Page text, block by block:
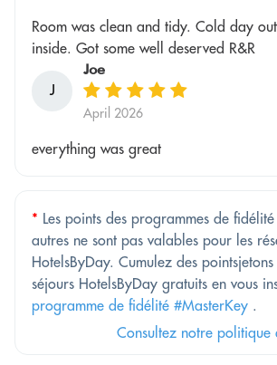
Room was clean and tidy. Cold day
inside. Got some well deserved R&R
J
Joe
April 2026
everything was great
* Les points des programmes de
autres ne sont pas valables pour les
HotelsByDay. Cumulez des
séjours HotelsByDay gratuits en vous
programme de fidélité #MasterKey .
Consultez notre politique